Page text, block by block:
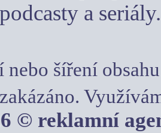
a seriály.
šíření
© reklamní